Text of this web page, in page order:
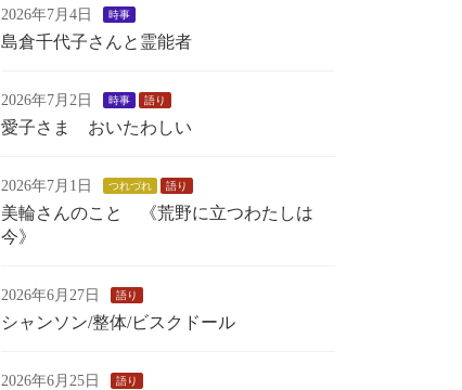
2026年7月4日 時事
島倉千代子さんと霊能者
2026年7月2日 時事 語り
愛子さま おいたわしい
2026年7月1日 つれづれ 語り
美輪さんのこと 《荒野に立つわたしは
今》
2026年6月27日 語り
シャンソン/整体/ビスクドール
2026年6月25日 語り